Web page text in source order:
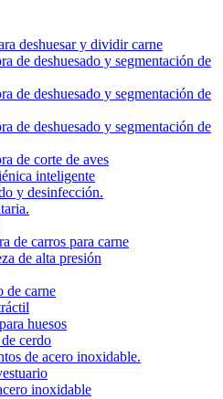
deshuesar y dividir carne
de deshuesado y segmentación de
de deshuesado y segmentación de
de deshuesado y segmentación de
de corte de aves
inteligente
y desinfección.
de carros para carne
de alta presión
de carne
huesos
cerdo
de acero inoxidable.
inoxidable